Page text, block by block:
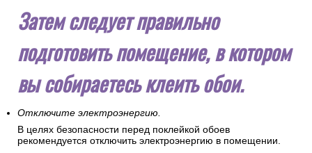
Затем следует правильно
подготовить помещение, в котором
вы собираетесь клеить обои.
Отключите электроэнергию.
В целях безопасности перед поклейкой обоев
рекомендуется отключить электроэнергию в помещении.